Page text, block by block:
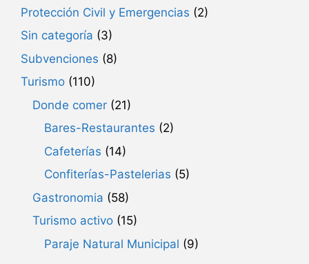
Protección Civil y Emergencias (2)
Sin categoría (3)
Subvenciones (8)
Turismo (110)
Donde comer (21)
Bares-Restaurantes (2)
Cafeterías (14)
Confiterías-Pastelerias (5)
Gastronomia (58)
Turismo activo (15)
Paraje Natural Municipal (9)